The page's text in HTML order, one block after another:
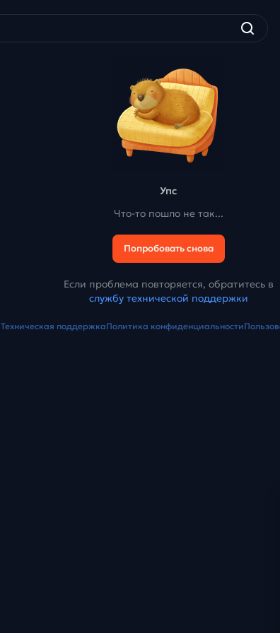
Упс
Что-то пошло не так...
Попробовать снова
Если проблема повторяется, обратитесь в
службу технической поддержки
Техническая поддержкаПолитика конфиденциальности